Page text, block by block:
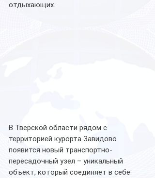
отдыхающих.
В Тверской области рядом с
территорией курорта Завидово
появится новый транспортно-
пересадочный узел – уникальный
объект, который соединяет в себе